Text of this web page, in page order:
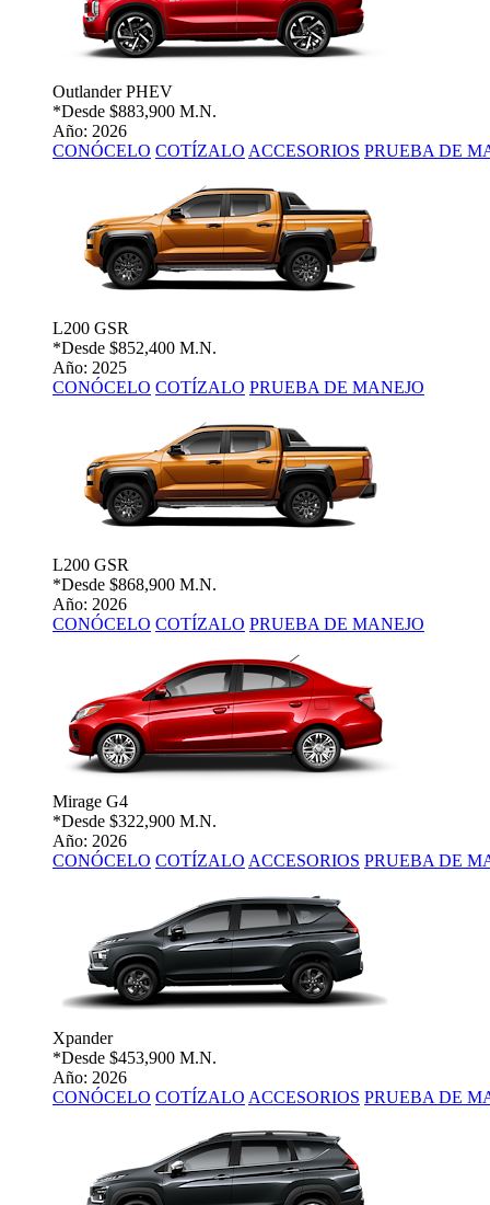
Outlander PHEV
*Desde $883,900 M.N.
Año: 2026
CONÓCELO COTÍZALO ACCESORIOS PRUEBA DE
L200 GSR
*Desde $852,400 M.N.
Año: 2025
CONÓCELO COTÍZALO PRUEBA DE MANEJO
L200 GSR
*Desde $868,900 M.N.
Año: 2026
CONÓCELO COTÍZALO PRUEBA DE MANEJO
Mirage G4
*Desde $322,900 M.N.
Año: 2026
CONÓCELO COTÍZALO ACCESORIOS PRUEBA DE
Xpander
*Desde $453,900 M.N.
Año: 2026
CONÓCELO COTÍZALO ACCESORIOS PRUEBA DE